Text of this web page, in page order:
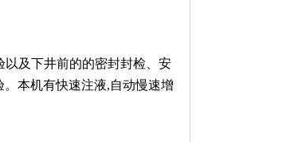
及下井前的的密封封检、安
本机有快速注液,自动慢速增